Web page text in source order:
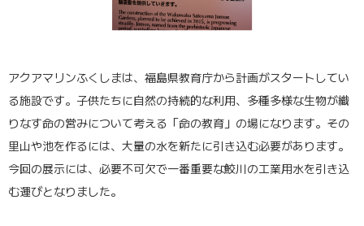
アクアマリンふくしまは、福島県教育庁から計画がスタートしてい
る施設です。子供たちに自然の持続的な利用、多種多様な生物が織
りなす命の営みについて考える「命の教育」の場になります。その
里山や池を作るには、大量の水を新たに引き込む必要があります。
今回の展示には、必要不可欠で一番重要な鮫川の工業用水を引き込
む運びとなりました。